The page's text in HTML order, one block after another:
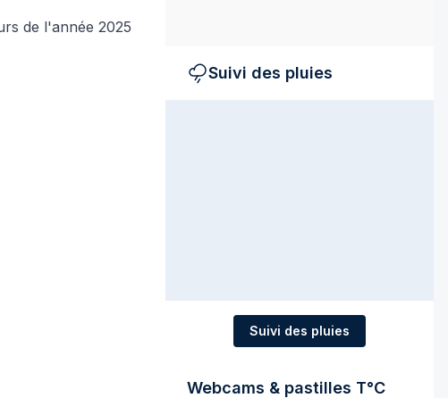
de l'année 2025
Suivi des pluies
Suivi des pluies
Webcams & pastilles T°C